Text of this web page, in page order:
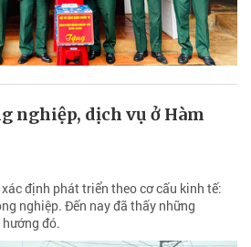
nghiệp, dịch vụ ở Hàm
định phát triển theo cơ cấu kinh tế:
nghiệp. Đến nay đã thấy những
đó.